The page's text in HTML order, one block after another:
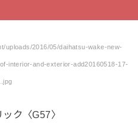
uploads/2016/05/daihatsu-wake-new-
interior-and-exterior-add20160518-17-
ク〈G57〉